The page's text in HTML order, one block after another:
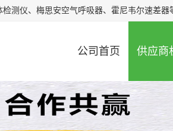
公司首页 供应商